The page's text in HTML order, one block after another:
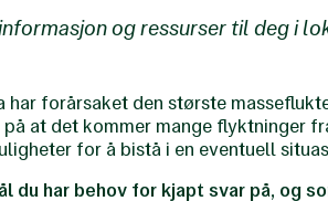
og ressurser til deg i
har forårsaket den største
at det kommer mange flyktninger
for å bistå i en eventuell
du har behov for kjapt svar på, og